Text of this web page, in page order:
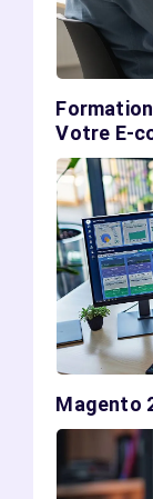
Votre E-
Magento